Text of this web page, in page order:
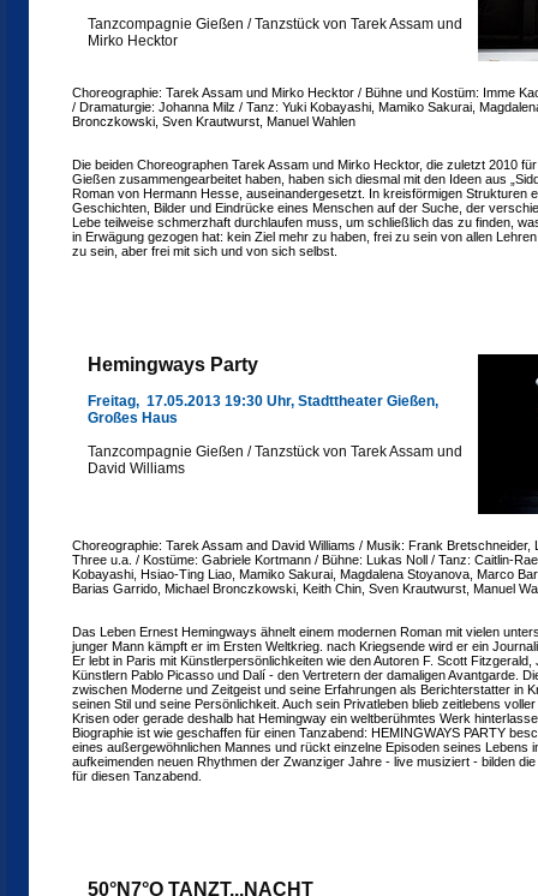
Tanzcompagnie Gießen / Tanzstück von Tarek Assam und
Mirko Hecktor
Choreographie: Tarek Assam und Mirko Hecktor / Bühne und Kostüm: Imme
/ Dramaturgie: Johanna Milz / Tanz: Yuki Kobayashi, Mamiko Sakurai,
Bronczkowski, Sven Krautwurst, Manuel Wahlen
Die beiden Choreographen Tarek Assam und Mirko Hecktor, die zuletzt 2010
Gießen zusammengearbeitet haben, haben sich diesmal mit den Ideen aus
Roman von Hermann Hesse, auseinandergesetzt. In kreisförmigen Strukturen
Geschichten, Bilder und Eindrücke eines Menschen auf der Suche, der
Lebe teilweise schmerzhaft durchlaufen muss, um schließlich das zu finden,
in Erwägung gezogen hat: kein Ziel mehr zu haben, frei zu sein von allen
zu sein, aber frei mit sich und von sich selbst.
Hemingways Party
Freitag, 17.05.2013 19:30 Uhr, Stadttheater Gießen,
Großes Haus
Tanzcompagnie Gießen / Tanzstück von Tarek Assam und
David Williams
Choreographie: Tarek Assam and David Williams / Musik: Frank Bretschneider,
Three u.a. / Kostüme: Gabriele Kortmann / Bühne: Lukas Noll / Tanz: Caitlin-
Kobayashi, Hsiao-Ting Liao, Mamiko Sakurai, Magdalena Stoyanova, Marco
Barias Garrido, Michael Bronczkowski, Keith Chin, Sven Krautwurst, Manuel
Das Leben Ernest Hemingways ähnelt einem modernen Roman mit vielen
junger Mann kämpft er im Ersten Weltkrieg. nach Kriegsende wird er ein
Er lebt in Paris mit Künstlerpersönlichkeiten wie den Autoren F. Scott
Künstlern Pablo Picasso und Dalí - den Vertretern der damaligen Avantgarde.
zwischen Moderne und Zeitgeist und seine Erfahrungen als Berichterstatter in
seinen Stil und seine Persönlichkeit. Auch sein Privatleben blieb zeitlebens
Krisen oder gerade deshalb hat Hemingway ein weltberühmtes Werk
Biographie ist wie geschaffen für einen Tanzabend: HEMINGWAYS PARTY
eines außergewöhnlichen Mannes und rückt einzelne Episoden seines Lebens
aufkeimenden neuen Rhythmen der Zwanziger Jahre - live musiziert - bilden
für diesen Tanzabend.
50°N7°O TANZT...NACHT